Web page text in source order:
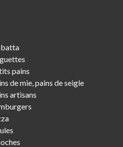
pains
de mie, pains de seigle
artisans